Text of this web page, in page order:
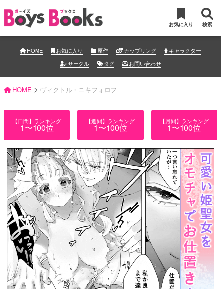
お気に入り 検索
HOME お気に入り 原作 カップリング
キャラクター
サークル
タグ お問い合わせ
HOME > ヴィクトル・ニキフォロフ
【日間】ランキング
1〜100位
【週間】ランキング
1〜100位
【月間】ランキング
1〜100位